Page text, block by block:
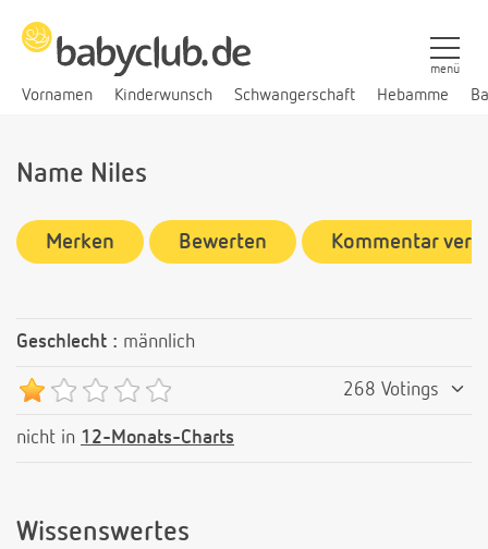
Vornamen Kinderwunsch Schwangerschaft Hebamme
menü
Name Niles
Merken Bewerten Kommentar
Geschlecht : männlich
268 Votings
nicht in 12-Monats-Charts
Wissenswertes